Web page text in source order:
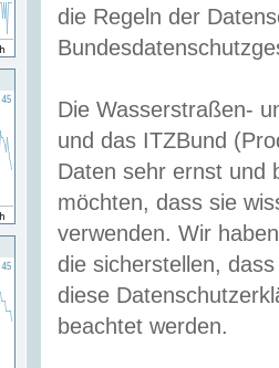
die Regeln der
Die Wasserstraßen-
und das ITZBund
Daten sehr ernst und
möchten, dass sie
verwenden. Wir
die sicherstellen,
diese
beachtet werden.